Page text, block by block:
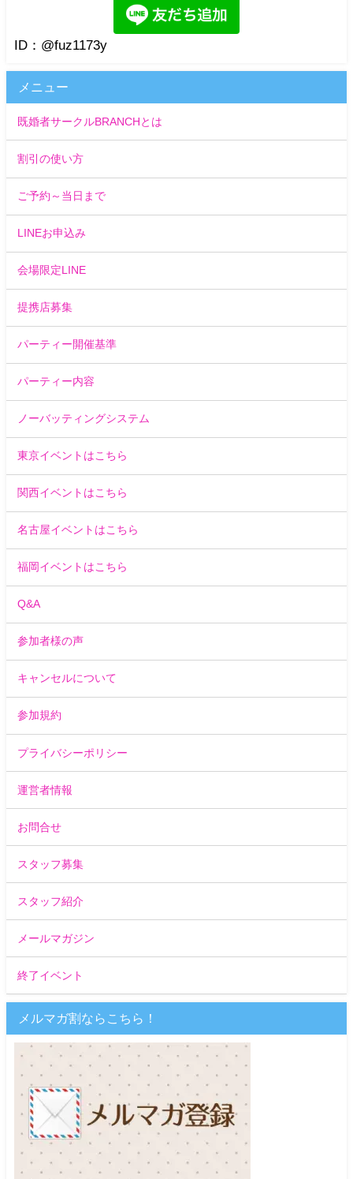
ID：@fuz1173y
メニュー
既婚者サークルBRANCHとは
割引の使い方
ご予約～当日まで
LINEお申込み
会場限定LINE
提携店募集
パーティー開催基準
パーティー内容
ノーバッティングシステム
東京イベントはこちら
関西イベントはこちら
名古屋イベントはこちら
福岡イベントはこちら
Q&A
参加者様の声
キャンセルについて
参加規約
プライバシーポリシー
運営者情報
お問合せ
スタッフ募集
スタッフ紹介
メールマガジン
終了イベント
メルマガ割ならこちら！